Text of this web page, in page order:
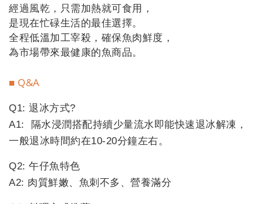
經過風乾，只需加熱就可食用，
是現在忙碌生活的最佳選擇。
全程低溫加工宰殺，確保魚肉鮮度，
為市場帶來最健康的魚商品。
■ Q&A
Q1: 退冰方式?
A1: 隔水浸潤搭配持續少量流水即能快速退冰解凍，
一般退冰時間約在10-20分鐘左右。
Q2: 午仔魚特色
A2: 肉質鮮嫩、魚刺不多、營養滿分